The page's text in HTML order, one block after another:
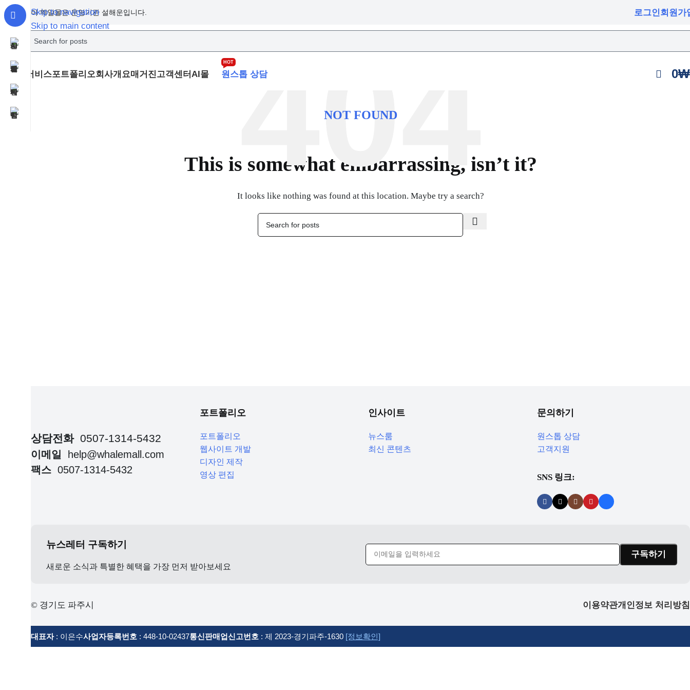
Skip to navigation
Skip to main content
이 웨일몰은 운영기관 설해운입니다. 로그인회원가
서비스포트폴리오회사개요매거진고객센터 AI몰 원스톱 상담
HOT
0₩
NOT FOUND
This is somewhat embarrassing, isn’t it?
It looks like nothing was found at this location. Maybe try a search?
상담전화 0507-1314-5432
이메일
help@whalemall.com
팩스 0507-1314-5432
포트폴리오
포트폴리오
웹사이트 개발
디자인 제작
영상 편집
인사이트
뉴스룸
최신 콘텐츠
문의하기
원스톱 상담
고객지원
SNS 링크:
뉴스레터 구독하기
새로운 소식과 특별한 혜택을 가장 먼저 받아보세요
© 경기도 파주시 이용약관개인정보 처리방침
대표자: 이은수사업자등록번호 : 448-10-02437통신판매업신고번호 : 제 2023-경기파주-1630 [정보확인]